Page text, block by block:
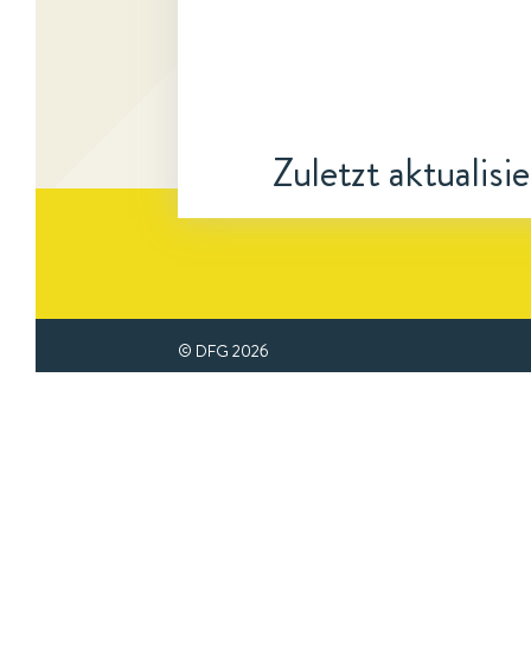
Zuletzt
© DFG 2026